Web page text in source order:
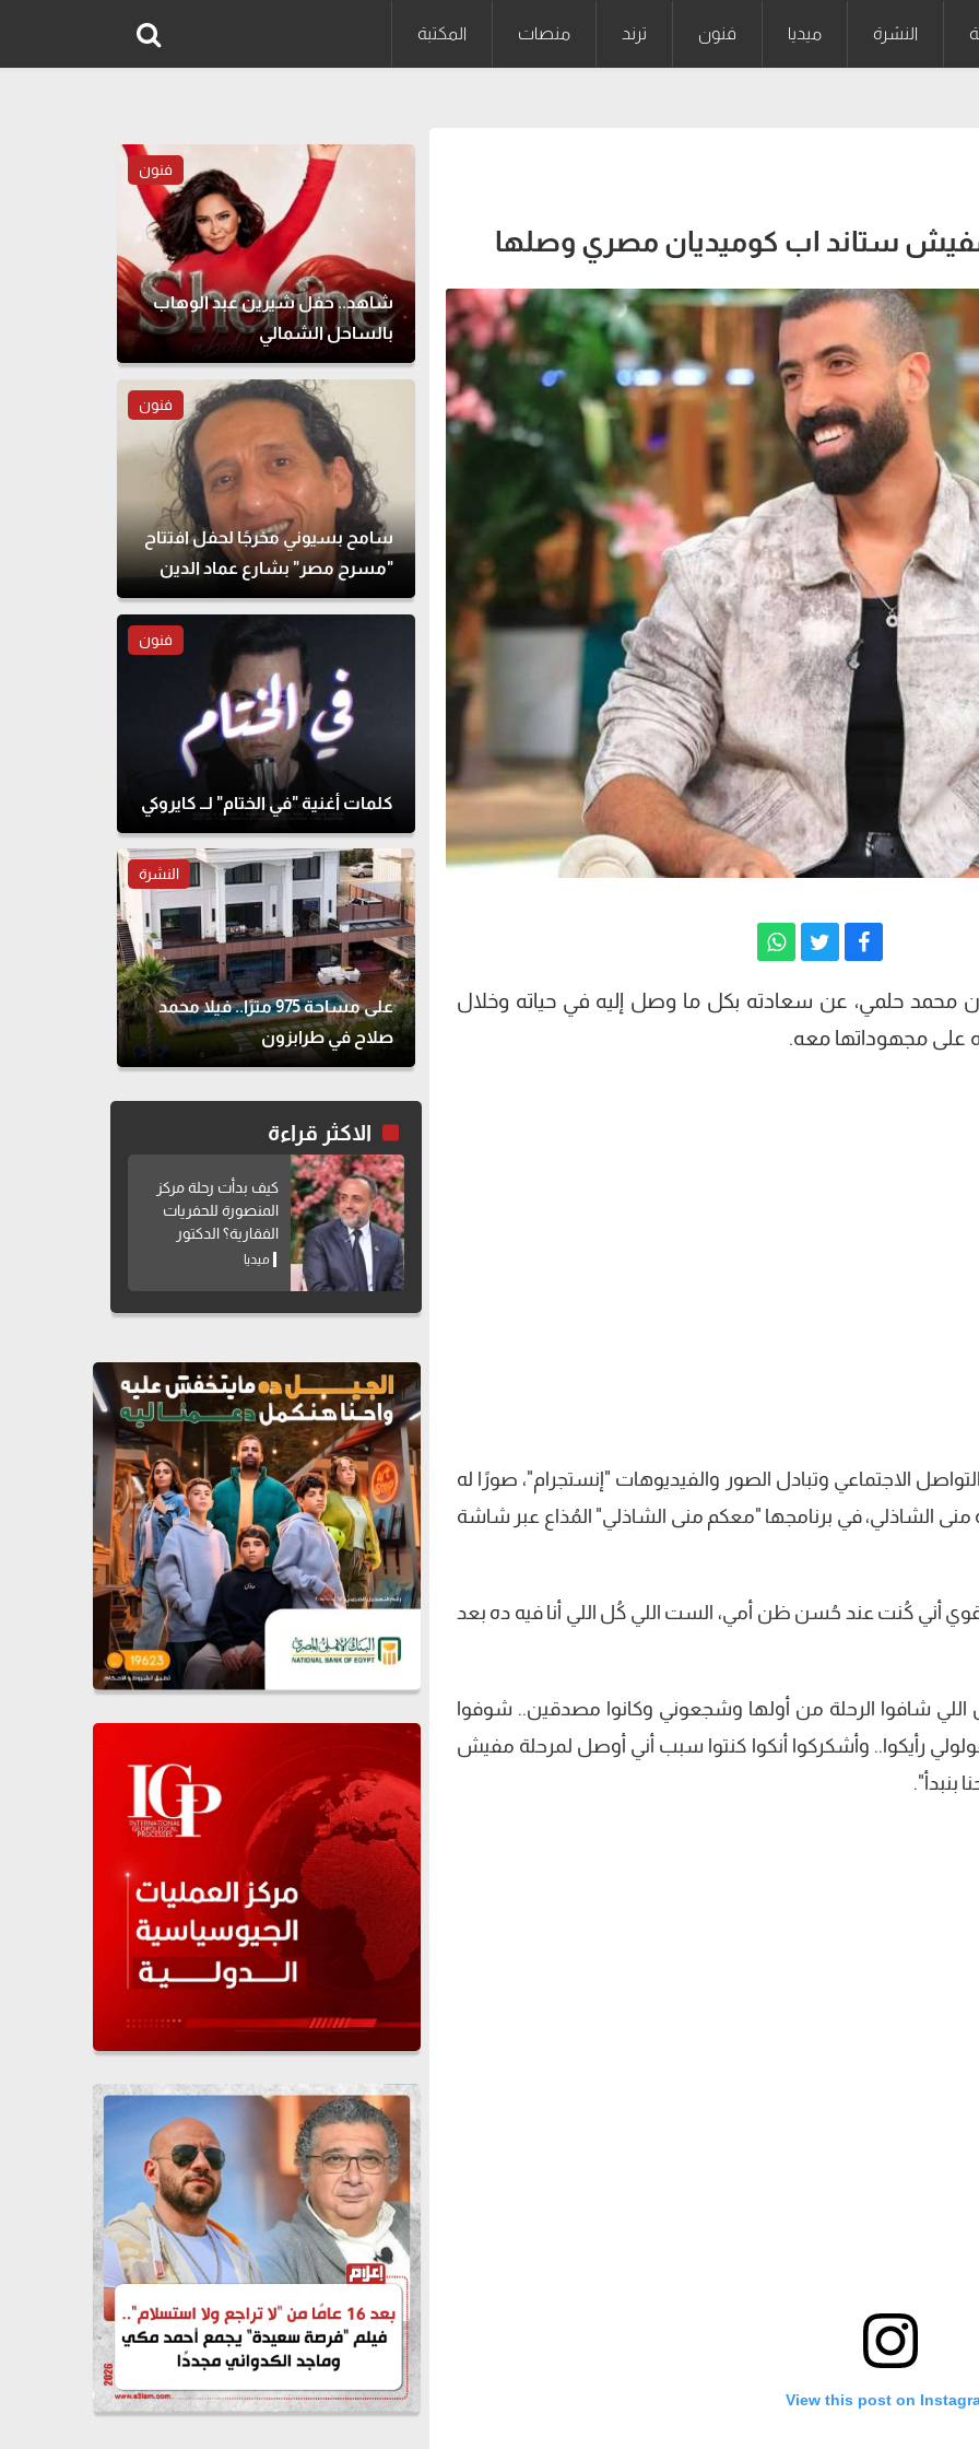
النشرة ميديا فنون ترند منصات المكتبة
ستاند اب كوميديان مصري وصلها
محمد حلمي، عن سعادته بكل ما وصل إليه في حياته وخلال
على مجهوداتها معه.
الاجتماعي وتبادل الصور والفيديوهات "إنستجرام"، صورًا له
منى الشاذلي، في برنامجها "معكم منى الشاذلي" المُذاع عبر شاشة
أني كُنت عند حُسن ظن أمي، الست اللي كُل اللي أنا فيه ده بعد
اللي شافوا الرحلة من أولها وشجعوني وكانوا مصدقين.. شوفوا
رأيكوا.. وأشكركوا أنكوا كنتوا سبب أني أوصل لمرحلة مفيش
بنبدأ⁩".
View this post on
فنون
شاهد.. حفل شيرين عبد الوهاب
بالساحل الشمالي
فنون
سامح بسيوني مخرجًا لحفل افتتاح
"مسرح مصر" بشارع عماد الدين
فنون
كلمات أغنية "في الختام" لــ كايروكي
النشرة
على مساحة 975 مترًا.. فيلا محمد
صلاح في طرابزون
الاكثر قراءة
كيف بدأت رحلة مركز
المنصورة للحفريات
الفقارية؟ الدكتور
هشام سلام يوضح
ميديا